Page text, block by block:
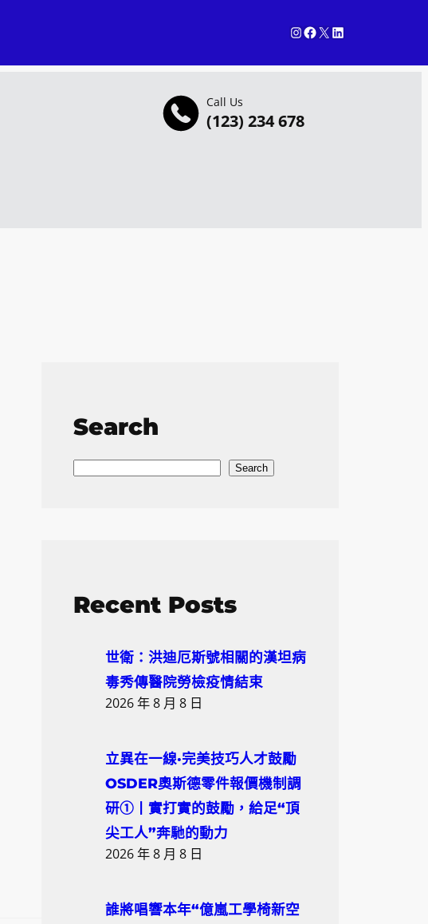
Call Us
(123) 234 678
InstagramFacebook X LinkedIn
Search
S
h
Search
Recent Posts
世衛：洪迪厄斯號相關的漢坦病
毒秀傳醫院勞檢疫情結束
2026 年 8 月 8 日
立異在一線·完美技巧人才鼓勵
OSDER奧斯德零件報價機制調
研①丨實打實的鼓勵，給足“頂
尖工人”奔馳的動力
2026 年 8 月 8 日
誰將唱響本年“億嵐工學椅新空